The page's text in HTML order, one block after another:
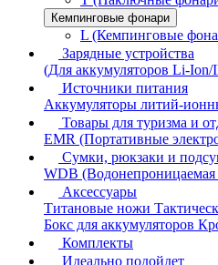
Кемпинговые фонари
L (Кемпинговые
Зарядные устройства
(Для аккумуляторов Li-
Источники питания
Аккумуляторы литий-
Товары для туризма и
EMR (Портативные
Сумки, рюкзаки и
WDB (Водонепроницаемая
Аксессуары
Титановые ножи
Бокс для аккумуляторов
Комплекты
Идеально подойдет